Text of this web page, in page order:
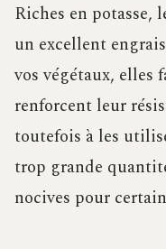
Riches en potasse,
un excellent
vos végétaux, elles
renforcent leur
toutefois à les
trop grande
nocives pour